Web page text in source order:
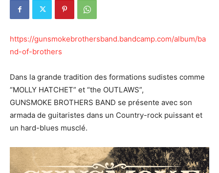
https://gunsmokebrothersband.bandcamp.com/album/ba
nd-of-brothers
Dans la grande tradition des formations sudistes comme
“MOLLY HATCHET” et “the OUTLAWS”,
GUNSMOKE BROTHERS BAND se présente avec son
armada de guitaristes dans un Country-rock puissant et
un hard-blues musclé.